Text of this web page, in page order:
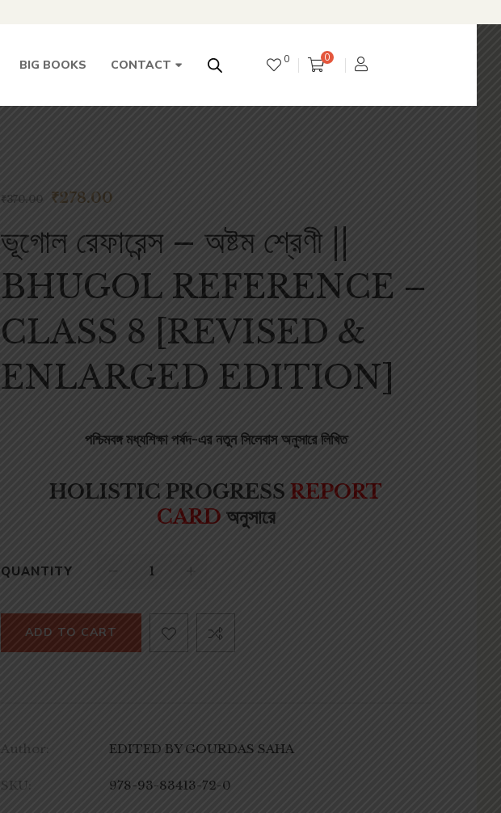
BIG BOOKS CONTACT 0 0
₹370.00 ₹278.00
ভূগোল রেফারেন্স – অষ্টম শ্রেণী ||
BHUGOL REFERENCE –
CLASS 8 [REVISED &
ENLARGED EDITION]
পশ্চিমবঙ্গ মধ্যশিক্ষা পর্ষদ-এর নতুন সিলেবাস অনুসারে লিখিত
HOLISTIC PROGRESSREPORT
CARD অনুসারে
QUANTITY
ADD TO CART
Author: EDITED BY GOURDAS SAHA
SKU: 978-93-83413-72-0